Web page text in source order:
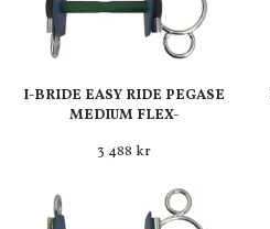
I-BRIDE EASY RIDE PEGASE
MEDIUM FLEX-
3 488 kr